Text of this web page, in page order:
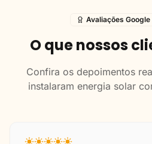
Avaliações
O que nossos
Confira os depoimentos
instalaram energia solar